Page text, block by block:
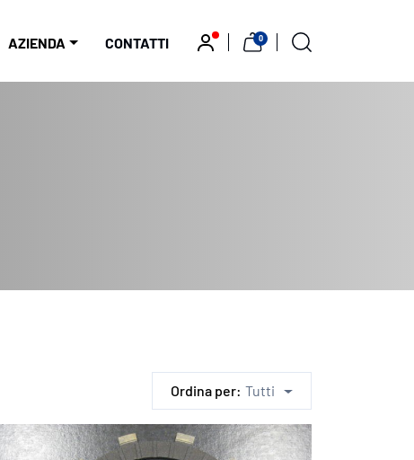
AZIENDA CONTATTI 0
Ordina per: Tutti